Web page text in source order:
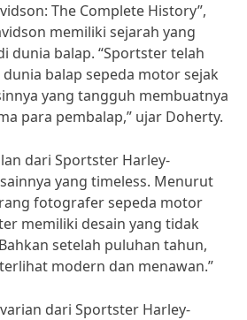
The Complete History”,
memiliki sejarah yang
dunia balap. “Sportster telah
balap sepeda motor sejak
yang tangguh membuatnya
para pembalap,” ujar Doherty.
dari Sportster Harley-
yang timeless. Menurut
fotografer sepeda motor
memiliki desain yang tidak
setelah puluhan tahun,
modern dan menawan.”
dari Sportster Harley-